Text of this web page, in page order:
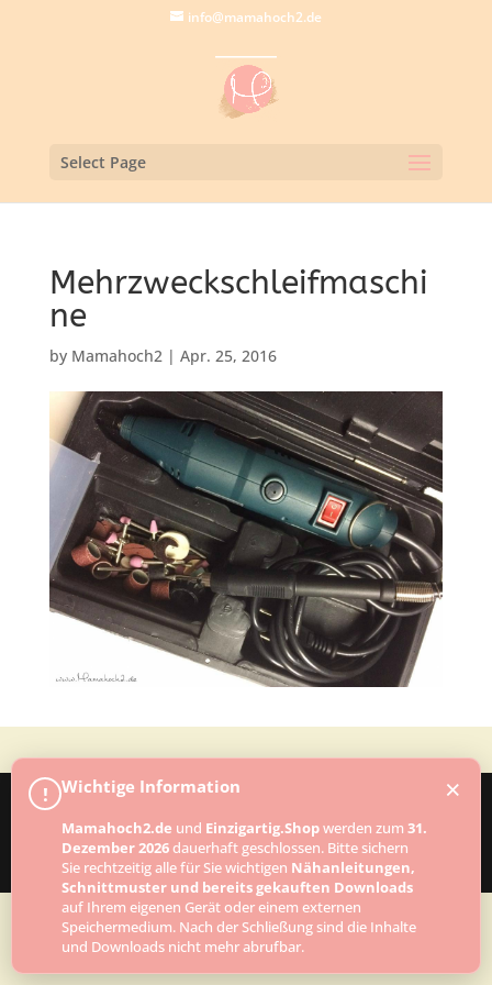
info@mamahoch2.de
Select Page
Mehrzweckschleifmaschi
ne
by Mamahoch2| Apr. 25, 2016
Designed byElegant Themes| Powered by
WordPress
! Wichtige Information
Mamahoch2.de und Einzigartig.Shopwerden zum 31.
Dezember 2026dauerhaft geschlossen. Bitte sichern
Sie rechtzeitig alle für Sie wichtigen Nähanleitungen,
Schnittmuster und bereits gekauften Downloads
auf Ihrem eigenen Gerät oder einem externen
Speichermedium. Nach der Schließung sind die Inhalte
und Downloads nicht mehr abrufbar.
×